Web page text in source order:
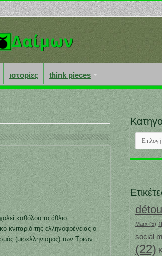
ιστορίες think pieces
καθόλου το άθλιο
κνιταριό της ελληνοφρένειας ο
(μισελληνισμός) των Τριών
Marx(5)
social
(22)